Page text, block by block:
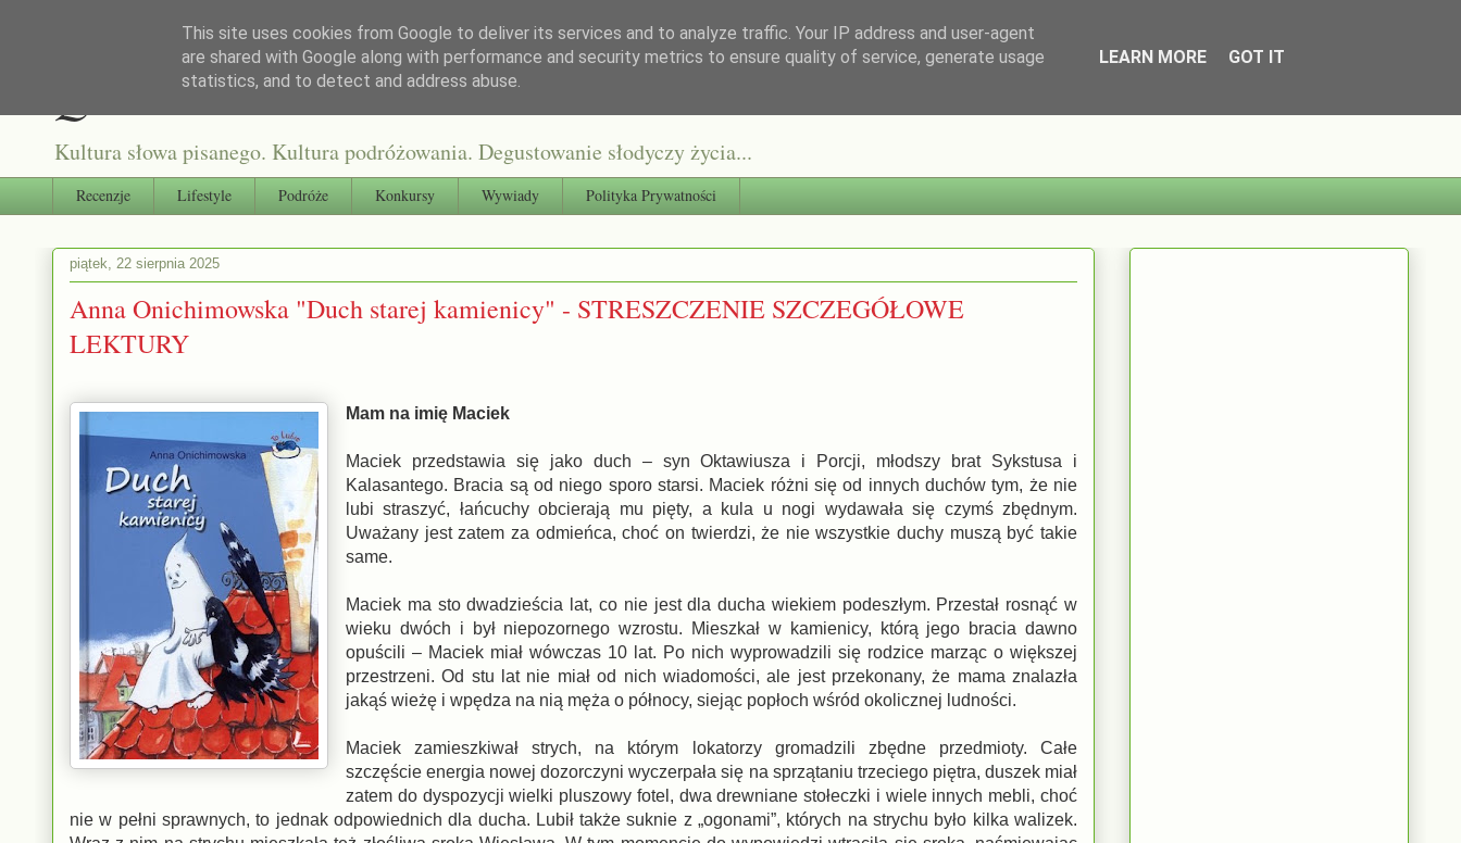
Qultura słowa
Kultura słowa pisanego. Kultura podróżowania. Degustowanie słodyczy życia...
Recenzje Lifestyle Podróże Konkursy Wywiady Polityka Prywatności
piątek, 22 sierpnia 2025
Anna Onichimowska "Duch starej kamienicy" - STRESZCZENIE SZCZEGÓŁOWE
LEKTURY
Mam na imię Maciek
Maciek przedstawia się jako duch – syn Oktawiusza i Porcji, młodszy brat Sykstusa i
Kalasantego. Bracia są od niego sporo starsi. Maciek różni się od innych duchów tym, że nie
lubi straszyć, łańcuchy obcierają mu pięty, a kula u nogi wydawała się czymś zbędnym.
Uważany jest zatem za odmieńca, choć on twierdzi, że nie wszystkie duchy muszą być takie
same.
Maciek ma sto dwadzieścia lat, co nie jest dla ducha wiekiem podeszłym. Przestał rosnąć w
wieku dwóch i był niepozornego wzrostu. Mieszkał w kamienicy, którą jego bracia dawno
opuścili – Maciek miał wówczas 10 lat. Po nich wyprowadzili się rodzice marząc o większej
przestrzeni. Od stu lat nie miał od nich wiadomości, ale jest przekonany, że mama znalazła
jakąś wieżę i wpędza na nią męża o północy, siejąc popłoch wśród okolicznej ludności.
Maciek zamieszkiwał strych, na którym lokatorzy gromadzili zbędne przedmioty. Całe
szczęście energia nowej dozorczyni wyczerpała się na sprzątaniu trzeciego piętra, duszek miał
zatem do dyspozycji wielki pluszowy fotel, dwa drewniane stołeczki i wiele innych mebli, choć
nie w pełni sprawnych, to jednak odpowiednich dla ducha. Lubił także suknie z „ogonami”, których na strychu było kilka walizek.
This site uses cookies from Google to deliver its services and to analyze traffic. Your IP address and user-agent
are shared with Google along with performance and security metrics to ensure quality of service, generate usage
statistics, and to detect and address abuse.
LEARN MORE GOT IT